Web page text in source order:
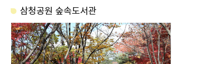
삼청공원 숲속도서관